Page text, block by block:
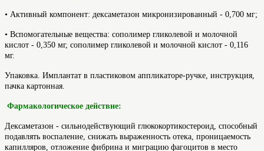
• Активный компонент: дексаметазон микронизированный - 0,700 мг;
• Вспомогательные вещества: сополимер гликолевой и молочной
кислот - 0,350 мг, сополимер гликолевой и молочной кислот - 0,116
мг.
Упаковка. Имплантат в пластиковом аппликаторе-ручке, инструкция,
пачка картонная.
Фармакологическое действие:
Дексаметазон - сильнодействующий глюкокортикостероид, способный
подавлять воспаление, снижать выраженность отека, проницаемость
капилляров, отложение фибрина и миграцию фагоцитов в место